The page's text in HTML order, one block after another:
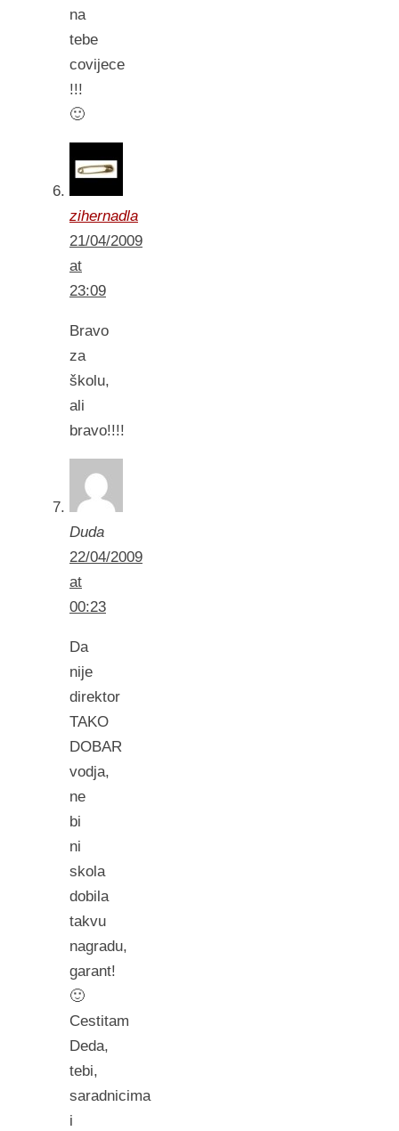
na
tebe
covijece
!!!
🙂
zihernadla
21/04/2009
at
23:09
Bravo
za
školu,
ali
bravo!!!!
Duda
22/04/2009
at
00:23
Da
nije
direktor
TAKO
DOBAR
vodja,
ne
bi
ni
skola
dobila
takvu
nagradu,
garant!
🙂
Cestitam
Deda,
tebi,
saradnicima
i